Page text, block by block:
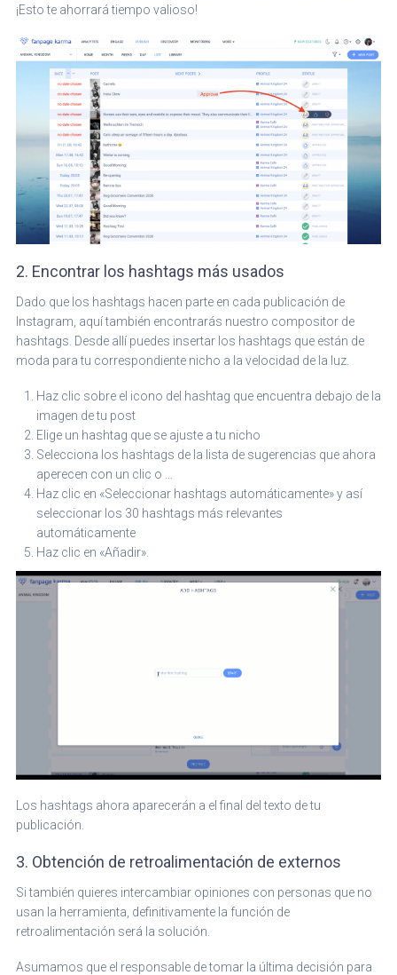
¡Esto te ahorrará tiempo valioso!
2. Encontrar los hashtags más usados
Dado que los hashtags hacen parte en cada publicación de
Instagram, aquí también encontrarás nuestro compositor de
hashtags. Desde allí puedes insertar los hashtags que están de
moda para tu correspondiente nicho a la velocidad de la luz.
Haz clic sobre el icono del hashtag que encuentra debajo de la
imagen de tu post
Elige un hashtag que se ajuste a tu nicho
Selecciona los hashtags de la lista de sugerencias que ahora
aperecen con un clic o …
Haz clic en «Seleccionar hashtags automáticamente» y así
seleccionar los 30 hashtags más relevantes
automáticamente
Haz clic en «Añadir».
Los hashtags ahora aparecerán a el final del texto de tu
publicación.
3. Obtención de retroalimentación de externos
Si también quieres intercambiar opiniones con personas que no
usan la herramienta, definitivamente la función de
retroalimentación será la solución.
Asumamos que el responsable de tomar la última decisión para